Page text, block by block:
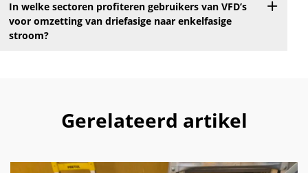
In welke sectoren profiteren gebruikers van VFD’s
voor omzetting van driefasige naar enkelfasige
stroom?
Gerelateerd artikel